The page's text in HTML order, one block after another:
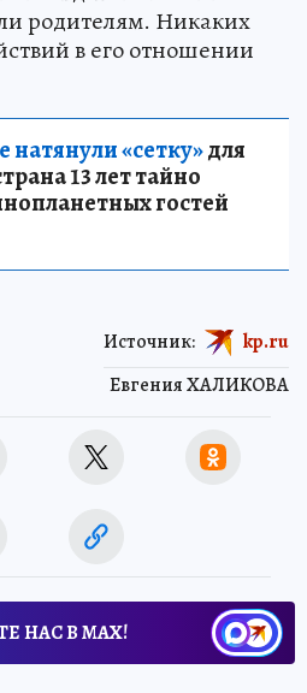
родителям. Никаких
в его отношении
«сетку»для
13 лет тайно
гостей
Евгения ХАЛИКОВА
Источник: kp.ru
НАС В МАХ!